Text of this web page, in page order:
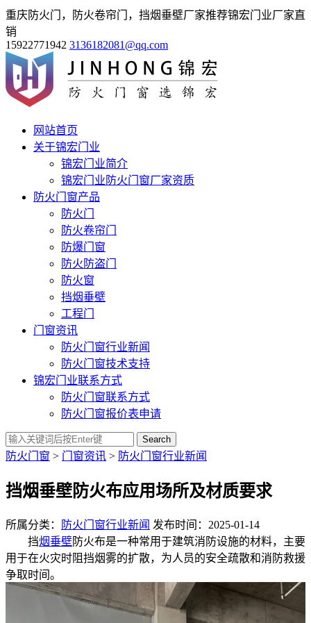
重庆防火门，防火卷帘门，挡烟垂壁厂家推荐锦宏门业厂家直
销
15922771942 3136182081@qq.com
网站首页
关于锦宏门业
锦宏门业简介
锦宏门业防火门窗厂家资质
防火门窗产品
防火门
防火卷帘门
防爆门窗
防火防盗门
防火窗
挡烟垂壁
工程门
门窗资讯
防火门窗行业新闻
防火门窗技术支持
锦宏门业联系方式
防火门窗联系方式
防火门窗报价表申请
Search
防火门窗 > 门窗资讯 > 防火门窗行业新闻
挡烟垂壁防火布应用场所及材质要求
所属分类： 防火门窗行业新闻 发布时间：2025-01-14
挡烟垂壁防火布是一种常用于建筑消防设施的材料，主要
用于在火灾时阻挡烟雾的扩散，为人员的安全疏散和消防救援
争取时间。